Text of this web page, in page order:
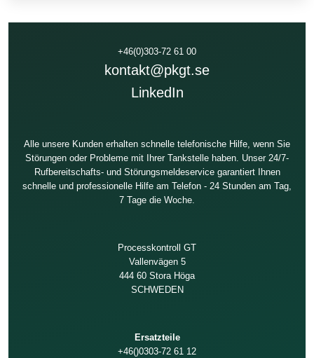
+46(0)303-72 61 00
kontakt@pkgt.se
LinkedIn
Alle unsere Kunden erhalten schnelle telefonische Hilfe, wenn Sie
Störungen oder Probleme mit Ihrer Tankstelle haben. Unser 24/7-
Rufbereitschafts- und Störungsmeldeservice garantiert Ihnen
schnelle und professionelle Hilfe am Telefon - 24 Stunden am Tag,
7 Tage die Woche.
Processkontroll GT
Vallenvägen 5
444 60 Stora Höga
SCHWEDEN
Ersatzteile
+46()0303-72 61 12